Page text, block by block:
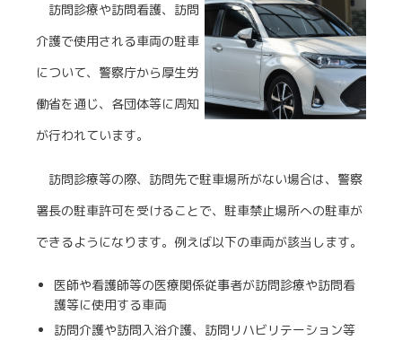
訪問診療や訪問看護、訪問
介護で使用される車両の駐車
について、警察庁から厚生労
働省を通じ、各団体等に周知
が行われています。
訪問診療等の際、訪問先で駐車場所がない場合は、警察
署長の駐車許可を受けることで、駐車禁止場所への駐車が
できるようになります。例えば以下の車両が該当します。
医師や看護師等の医療関係従事者が訪問診療や訪問看
護等に使用する車両
訪問介護や訪問入浴介護、訪問リハビリテーション等